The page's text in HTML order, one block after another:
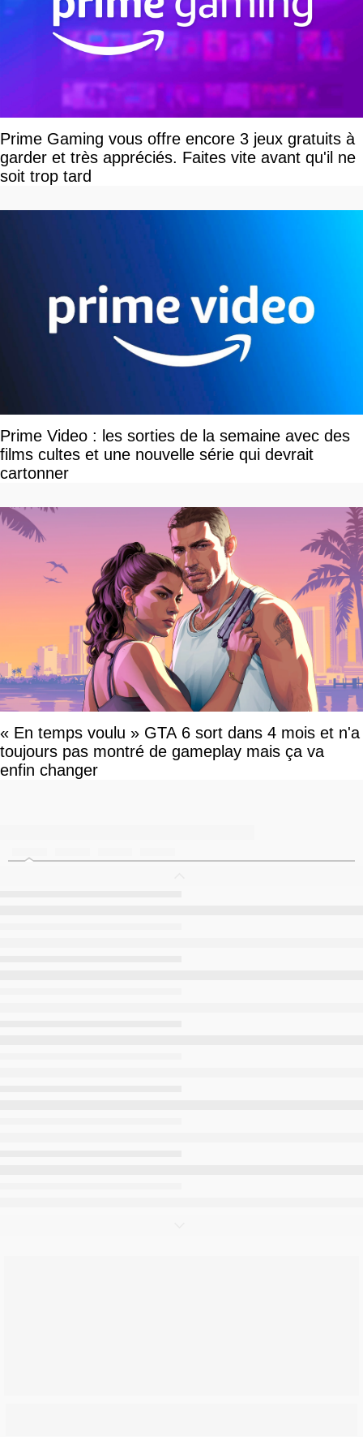
Prime Gaming vous offre encore 3 jeux gratuits à
garder et très appréciés. Faites vite avant qu'il ne
soit trop tard
Prime Video : les sorties de la semaine avec des
films cultes et une nouvelle série qui devrait
cartonner
« En temps voulu » GTA 6 sort dans 4 mois et n'a
toujours pas montré de gameplay mais ça va
enfin changer